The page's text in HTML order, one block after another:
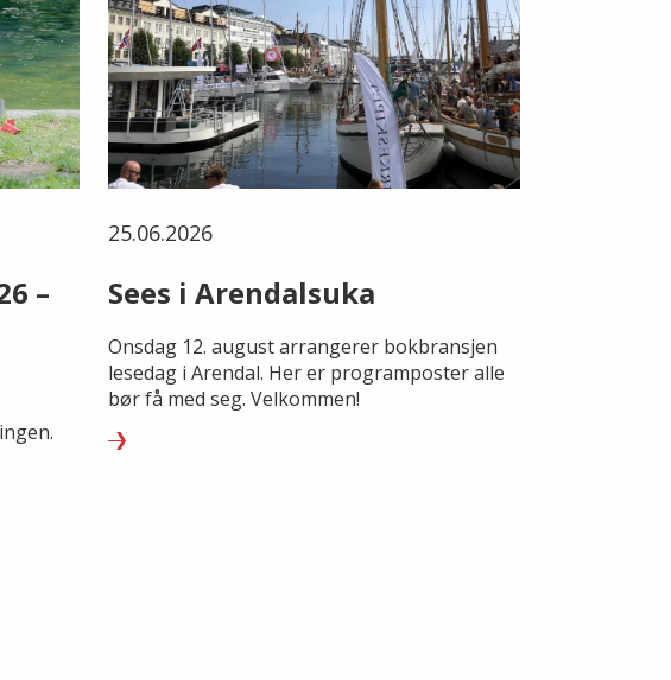
–
25.06.2026
Sees i Arendalsuka
Onsdag 12. august arrangerer bokbransjen
lesedag i Arendal. Her er programposter alle
bør få med seg. Velkommen!